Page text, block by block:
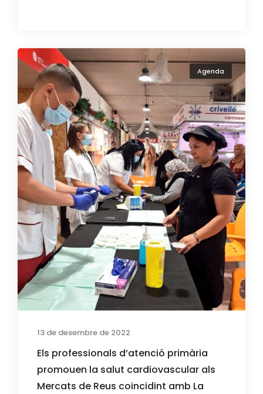
Agenda
13 de desembre de 2022
Els professionals d’atenció primària
promouen la salut cardiovascular als
Mercats de Reus coincidint amb La